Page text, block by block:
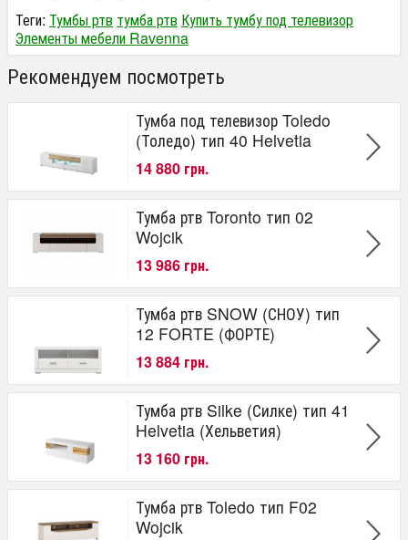
Теги: Тумбы ртв тумба ртв Купить тумбу под телевизор
Элементы мебели Ravenna
Рекомендуем посмотреть
Тумба под телевизор Toledo
(Толедо) тип 40 Helvetia
14 880 грн.
Тумба ртв Toronto тип 02
Wojcik
13 986 грн.
Тумба ртв SNOW (СНОУ) тип
12 FORTE (ФОРТЕ)
13 884 грн.
Тумба ртв Silke (Силке) тип 41
Helvetia (Хельветия)
13 160 грн.
Тумба ртв Toledo тип F02
Wojcik